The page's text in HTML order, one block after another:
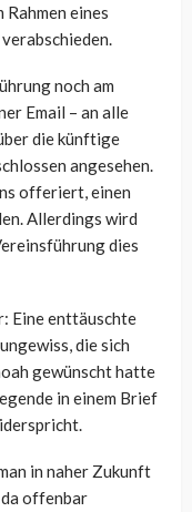
eines
noch am
Email – an alle
die künftige
angesehen.
offeriert, einen
Allerdings wird
dies
Eine enttäuschte
die sich
gewünscht hatte
in einem Brief
in naher Zukunft
offenbar